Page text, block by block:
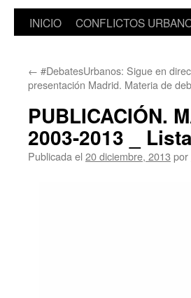
Saltar
contenido
INICIO CONFLICTOS
← #DebatesUrbanos: Sigue en
presentación Madrid. Materia de
PUBLICACIÓN.
2003-2013 _
Publicada el 20 diciembre, 2013 por